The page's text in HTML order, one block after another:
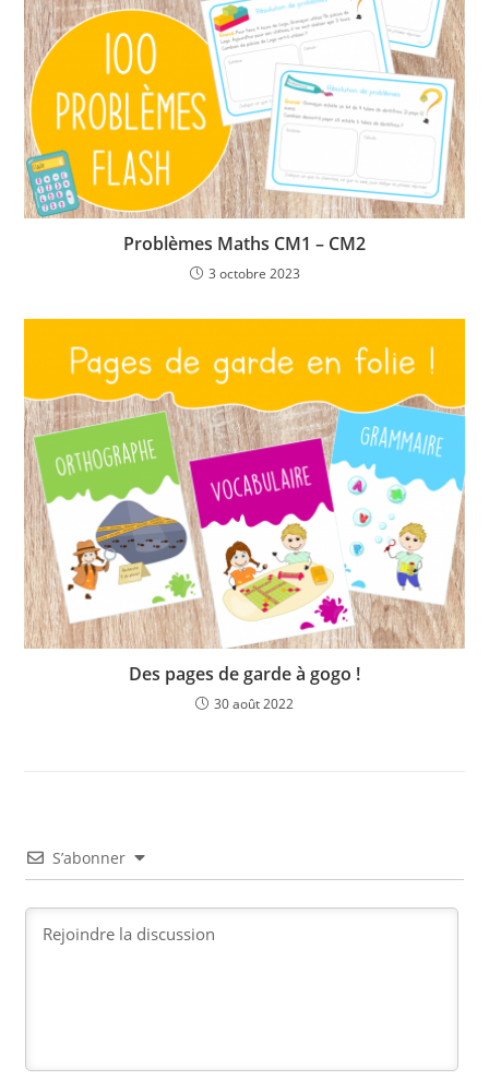
Problèmes Maths CM1 – CM2
3 octobre 2023
Des pages de garde à gogo !
30 août 2022
S’abonner